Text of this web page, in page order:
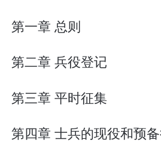
第一章 总则
第二章 兵役登记
第三章 平时征集
第四章 士兵的现役和预